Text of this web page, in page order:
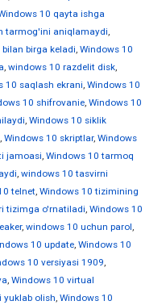
10 qayta ishga
tarmog'ini aniqlamaydi,
birga keladi, Windows 10
, windows 10 razdelit disk,
10 saqlash ekrani, Windows 10
10 shifrovanie, Windows 10
, Windows 10 siklik
, Windows 10 skriptlar, Windows
jamoasi, Windows 10 tarmoq
, windows 10 tasvirni
telnet, Windows 10 tizimining
tizimga o'rnatiladi, Windows 10
, windows 10 uchun parol,
10 update, Windows 10
10 versiyasi 1909,
, Windows 10 virtual
yuklab olish, Windows 10